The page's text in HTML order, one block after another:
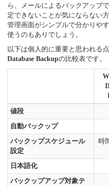
ら、メールによるバックアップ
定できないことが気にならない
管理画面がシンプルで分かりや
使うのもありでしょう。
以下は個人的に重要と思われる
Database Backupの比較表です。
値段
自動バックップ
バックップスケジュール
設定
時
日本語化
バックップアップ対象テ